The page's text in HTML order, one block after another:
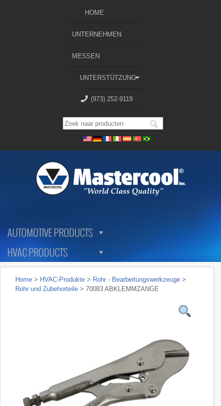
HOME
UNTERNEHMEN
MESSEN
UNTERSTÜTZUNG
(973) 252-9119
AUTOMOTIVE PRODUCTS
HVAC PRODUCTS
Home > HVAC-Produkte > Rohr - Bearbeitungswerkzeuge >
Rohr und Zubehorteile > 70083 ABKLEMMZANGE